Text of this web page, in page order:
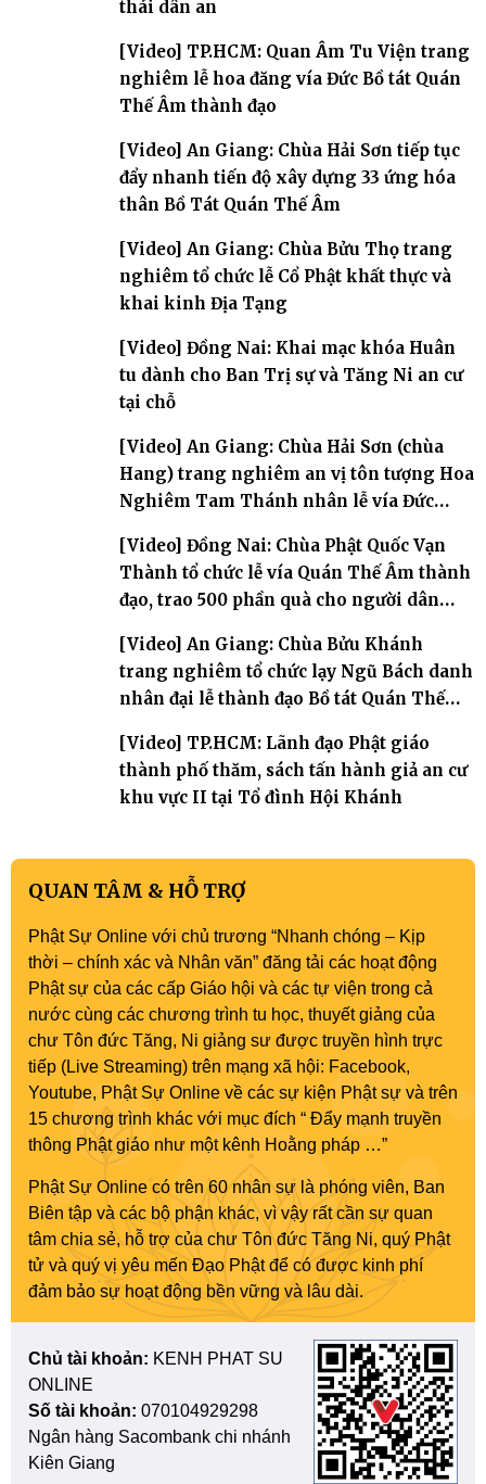
thái dân an
[Video] TP.HCM: Quan Âm Tu Viện trang
nghiêm lễ hoa đăng vía Đức Bồ tát Quán
Thế Âm thành đạo
[Video] An Giang: Chùa Hải Sơn tiếp tục
đẩy nhanh tiến độ xây dựng 33 ứng hóa
thân Bồ Tát Quán Thế Âm
[Video] An Giang: Chùa Bửu Thọ trang
nghiêm tổ chức lễ Cổ Phật khất thực và
khai kinh Địa Tạng
[Video] Đồng Nai: Khai mạc khóa Huân
tu dành cho Ban Trị sự và Tăng Ni an cư
tại chỗ
[Video] An Giang: Chùa Hải Sơn (chùa
Hang) trang nghiêm an vị tôn tượng Hoa
Nghiêm Tam Thánh nhân lễ vía Đức
[Video] Đồng Nai: Chùa Phật Quốc Vạn
Thành tổ chức lễ vía Quán Thế Âm thành
đạo, trao 500 phần quà cho người dân
[Video] An Giang: Chùa Bửu Khánh
trang nghiêm tổ chức lạy Ngũ Bách danh
nhân đại lễ thành đạo Bồ tát Quán Thế
[Video] TP.HCM: Lãnh đạo Phật giáo
thành phố thăm, sách tấn hành giả an cư
khu vực II tại Tổ đình Hội Khánh
QUAN TÂM & HỖ TRỢ
Phật Sự Online với chủ trương “Nhanh chóng – Kịp
thời – chính xác và Nhân văn” đăng tải các hoạt động
Phật sự của các cấp Giáo hội và các tự viện trong cả
nước cùng các chương trình tu học, thuyết giảng của
chư Tôn đức Tăng, Ni giảng sư được truyền hình trực
tiếp (Live Streaming) trên mạng xã hội: Facebook,
Youtube, Phật Sự Online về các sự kiện Phật sự và trên
15 chương trình khác với mục đích “ Đẩy mạnh truyền
thông Phật giáo như một kênh Hoằng pháp …”
Phật Sự Online có trên 60 nhân sự là phóng viên, Ban
Biên tập và các bộ phận khác, vì vậy rất cần sự quan
tâm chia sẻ, hỗ trợ của chư Tôn đức Tăng Ni, quý Phật
tử và quý vị yêu mến Đạo Phật để có được kinh phí
đảm bảo sự hoạt động bền vững và lâu dài.
Chủ tài khoản: KENH PHAT SU
ONLINE
Số tài khoản: 070104929298
Ngân hàng Sacombank chi nhánh
Kiên Giang